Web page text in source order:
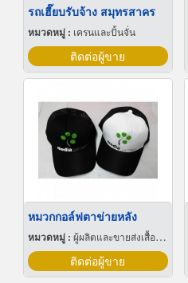
รถเฮี๊ยบรับจ้าง สมุทรสาคร
หมวดหมู่ : เครนและปั้นจั่น
ติดต่อผู้ขาย
หมวกกอล์ฟตาข่ายหลัง
หมวดหมู่ : ผู้ผลิตและขายส่งเสื้อผ้าสำเร็จรูป
ติดต่อผู้ขาย